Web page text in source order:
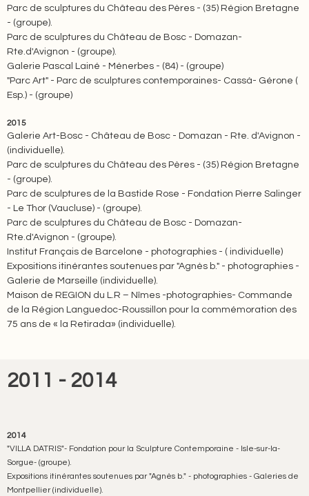
Parc de sculptures du Château des Pères - (35) Région Bretagne
- (groupe).
Parc de sculptures du Château de Bosc - Domazan-
Rte.d'Avignon - (groupe).
Galerie Pascal Lainé - Ménerbes - (84) - (groupe)
"Parc Art" - Parc de sculptures contemporaines- Cassà- Gérone (
Esp.) - (groupe)
2015
Galerie Art-Bosc - Château de Bosc - Domazan - Rte. d'Avignon -
(individuelle).
Parc de sculptures du Château des Pères - (35) Région Bretagne
- (groupe).
Parc de sculptures de la Bastide Rose - Fondation Pierre Salinger
- Le Thor (Vaucluse) - (groupe).
Parc de sculptures du Château de Bosc - Domazan-
Rte.d'Avignon - (groupe).
Institut Français de Barcelone - photographies - ( individuelle)
Expositions itinérantes soutenues par "Agnès b." - photographies -
Galerie de Marseille (individuelle).
Maison de REGION du L.R – Nîmes -photographies- Commande
de la Région Languedoc-Roussillon pour la commémoration des
75 ans de « la Retirada» (individuelle).
2011 - 2014
2014
"VILLA DATRIS"- Fondation pour la Sculpture Contemporaine - Isle-sur-la-
Sorgue- (groupe).
Expositions itinérantes soutenues par "Agnès b." - photographies - Galeries de
Montpellier (individuelle).